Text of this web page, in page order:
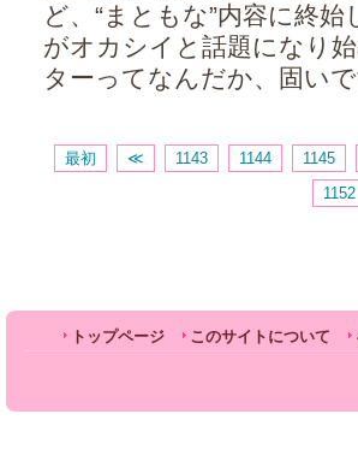
ど、“まともな”内容に終
がオカシイと話題になり
ターってなんだか、固い
最初 ≪ 1143 1144 1145
1152
トップページ このサイトについて